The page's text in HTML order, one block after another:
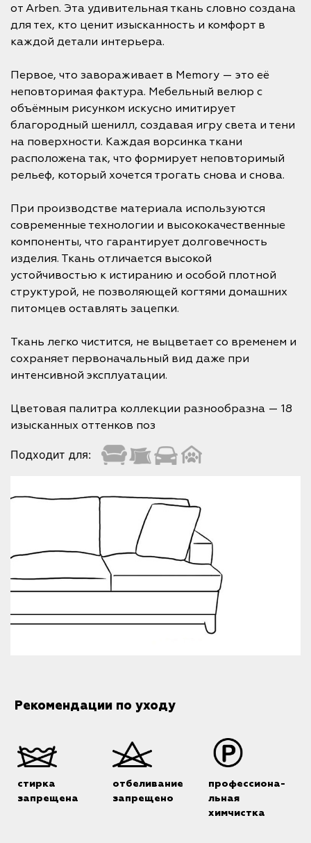
от Arben. Эта удивительная ткань словно создана
для тех, кто ценит изысканность и комфорт в
каждой детали интерьера.
Первое, что завораживает в Memory — это её
неповторимая фактура. Мебельный велюр с
объёмным рисунком искусно имитирует
благородный шенилл, создавая игру света и тени
на поверхности. Каждая ворсинка ткани
расположена так, что формирует неповторимый
рельеф, который хочется трогать снова и снова.
При производстве материала используются
современные технологии и высококачественные
компоненты, что гарантирует долговечность
изделия. Ткань отличается высокой
устойчивостью к истиранию и особой плотной
структурой, не позволяющей когтями домашних
питомцев оставлять зацепки.
Ткань легко чистится, не выцветает со временем и
сохраняет первоначальный вид даже при
интенсивной эксплуатации.
Цветовая палитра коллекции разнообразна — 18
изысканных оттенков поз
Подходит для:
Рекомендации по уходу
стирка
запрещена
отбеливание
запрещено
профессиона-
льная
химчистка